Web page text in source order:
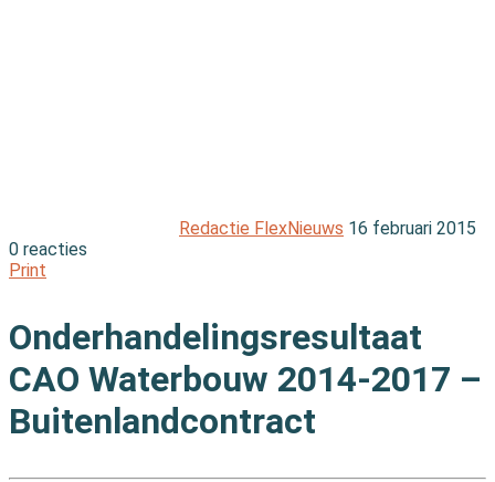
Redactie FlexNieuws 16 februari 2015
0 reacties
Print
Onderhandelingsresultaat
CAO Waterbouw 2014-2017 –
Buitenlandcontract